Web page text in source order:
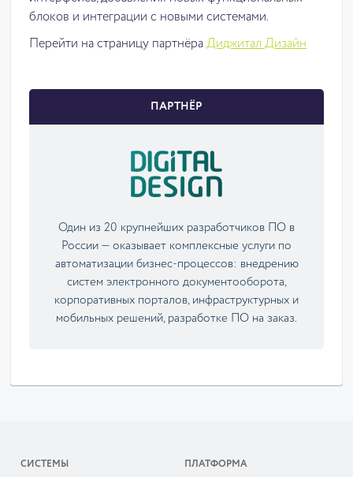
блоков и интеграции с новыми системами.
Перейти на страницу партнёра Диджитал Дизайн
ПАРТНЁР
Один из 20 крупнейших разработчиков ПО в
России — оказывает комплексные услуги по
автоматизации бизнес-процессов: внедрению
систем электронного документооборота,
корпоративных порталов, инфраструктурных и
мобильных решений, разработке ПО на заказ.
СИСТЕМЫ ПЛАТФОРМА